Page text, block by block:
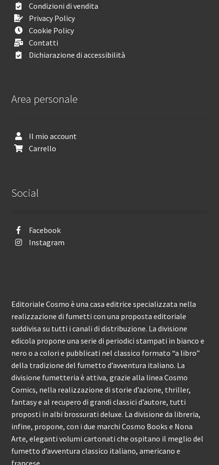
Condizioni di vendita
Privacy Policy
Cookie Policy
Contatti
Dichiarazione di accessibilità
Area personale
Il mio account
Carrello
Social
Facebook
Instagram
Editoriale Cosmo è una casa editrice specializzata nella
realizzazione di fumetti con una proposta editoriale
suddivisa su tutti i canali di distribuzione. La divisione
edicola propone una serie di periodici stampati in bianco e
nero o a colori e pubblicati nel classico formato “a libro”
della tradizione del fumetto d’avventura italiano. La
divisione fumetteria è attiva, grazie alla linea Cosmo
Comics, nella realizzazione di storie d’azione, thriller,
fantasy e al recupero di grandi classici d’autore, tutti
proposti in albi brossurati deluxe. La divisione da libreria,
infine, propone, con i due marchi Cosmo Books e Nona
Arte, eleganti volumi cartonati che ospitano il meglio del
fumetto d’avventura classico italiano, americano e